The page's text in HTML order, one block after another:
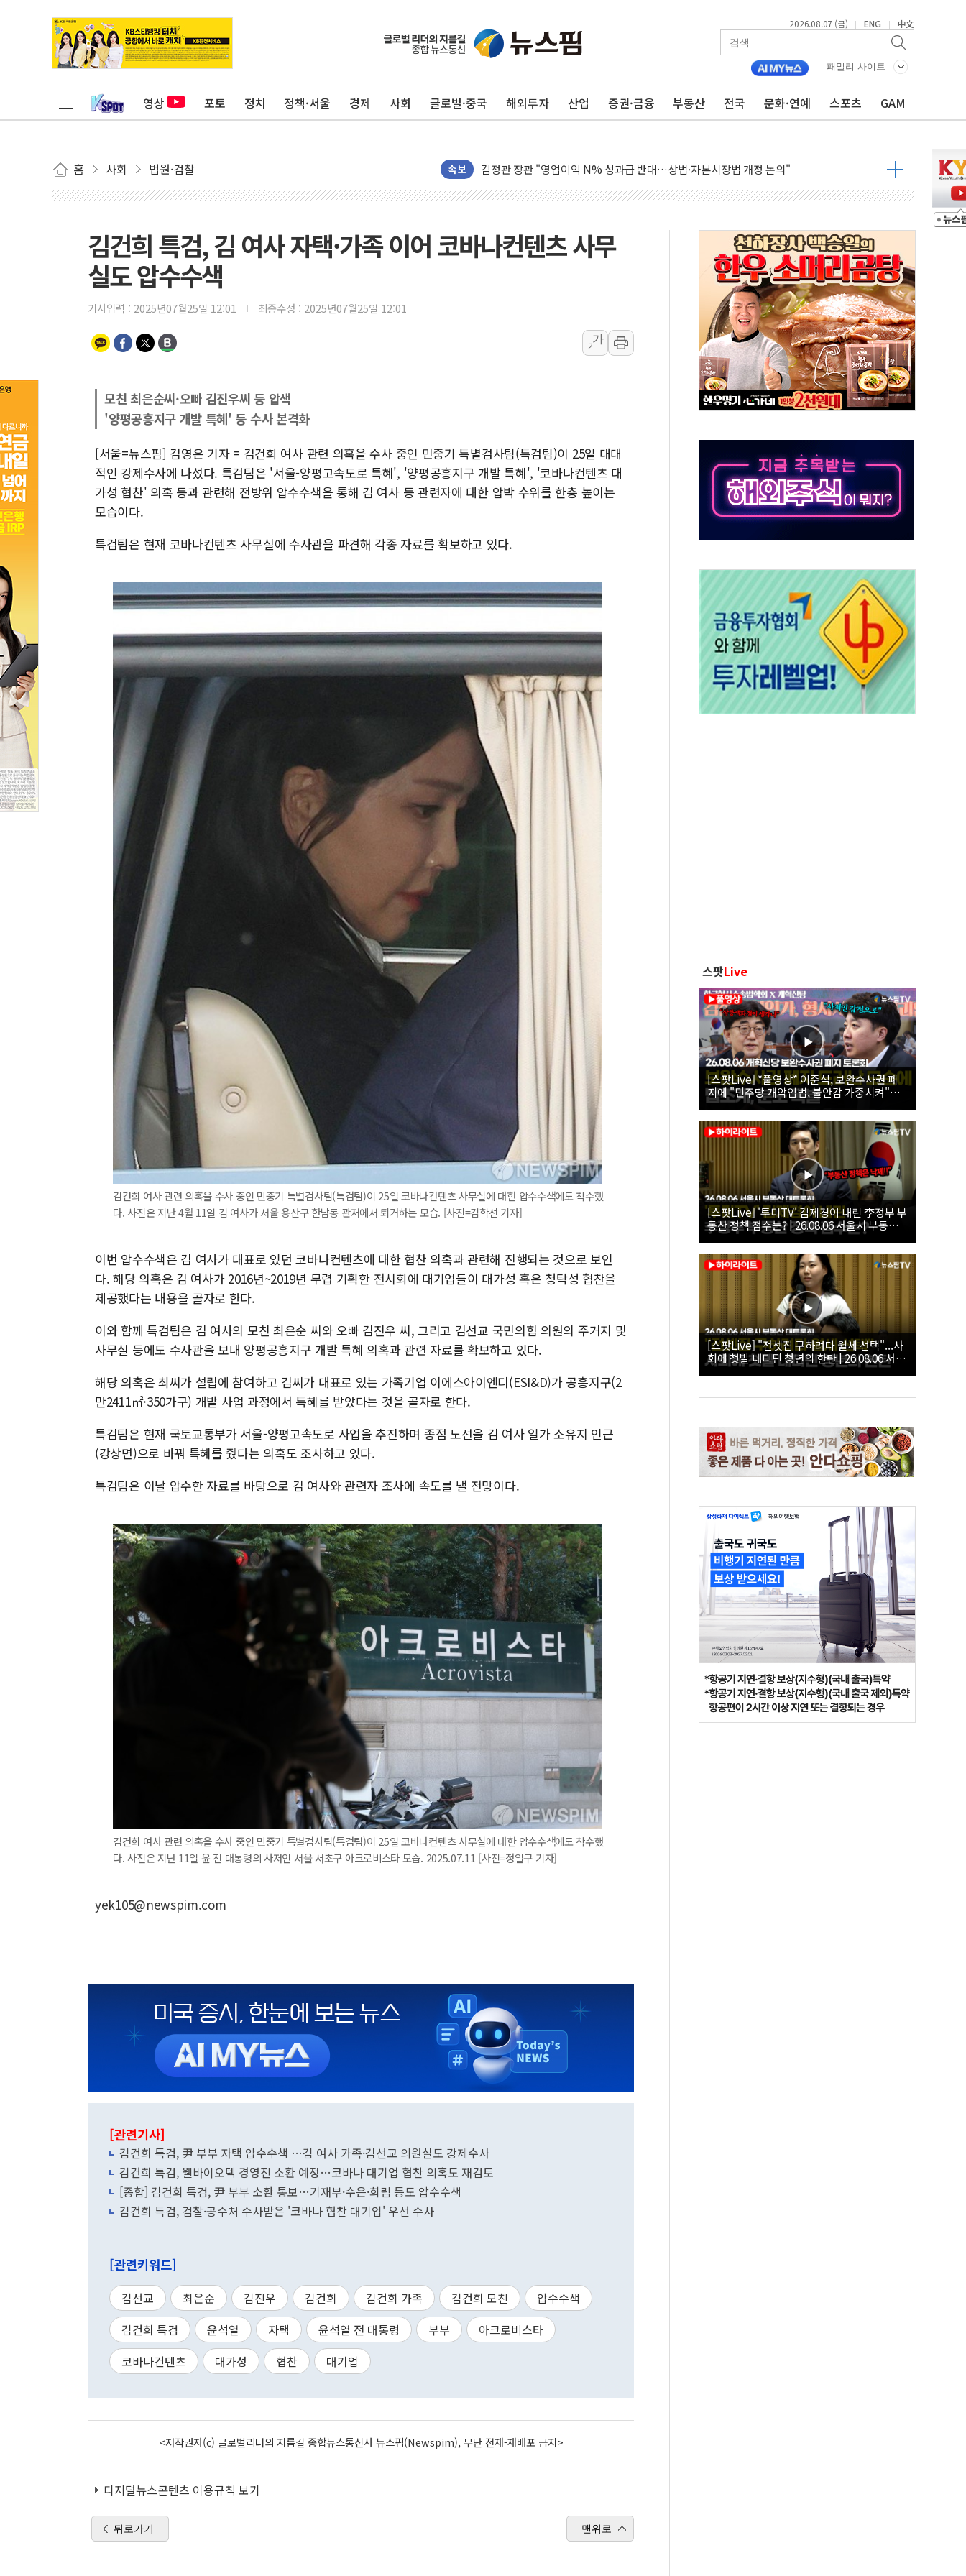
2026.08.07 (금) | ENG | 中文
패밀리 사이트
영상 포토 정치 정책·서울 경제 사회 글로벌·중국 해외투자 산업 증권·금융 부동산 전국 문화·연예 스포츠 GAM
홈 사회 법원·검찰 속보
구광모, 내주 실리콘밸리서 젠슨 황 재회…로봇·AI 데이터센터·모빌리티 구체화
뉴욕증시 개장 전 특징주...모더나·아이온큐·도어대시↑ VS 샌디스크·피그마·앱러빈↓
뉴욕증시 프리뷰, 미 주가선물 AI주 차익실현 속 혼조세...웨스턴디지털·샌디스크↓
청와대, 북한 단거리 탄도미사일 발사에 긴급 안보 점검회의
[인도증시] 중동 긴장 완화에 실적 호조까지, 상승...호실적 보고 기업 상승세 뚜렷
러, 1인칭시점 드론으로 우크라 민간인 '사파리' 공격… 시민들 공포감 극대화 전략
[베트남 증시] 지수 하락 속 'DGC' 임시 주총 기대감에 홀로 상한가…마진 잔액은 사상 최고
'월가의 황제' 다이먼 "금융시장 레버리지 위험수위…숨은 차입이 더 큰 변수"
양주 섬유염색공장서 화재 1명 중상…대응 1단계 진압 중
김정관 산업부 장관 "주 52시간 손봐야, 경쟁상대 中과 비교해야"
해군 1함대 창설 80주년…지역과 함께하는 '선봉'의 대민 봉사
[3보] 북, 원산서 동해로 단거리 탄도미사일 1발 발사… 올해 10번째·42일 만 도발
우크라 드론 전술, 중남미 콜롬비아에 새 안보 위기… 반군·마약카르텔이 습득해 전투 활용
주한미군 "오산기지 누출, 백린 아닌 무해한 표면 부식 물질"
구미 폐염산처리업체서 불 2시간30여분만에 진화...외국인 노동자 숨져
해군과 함께하는 '불금전파, 송정' 시즌2
강원도 폭염특보 11일째…온열질환·가축 피해 최소화 '총력 대응'
김건희 특검, 김 여사 자택·가족 이어 코바나컨텐츠 사무
실도 압수수색
기사입력 : 2025년07월25일 12:01 최종수정 : 2025년07월25일 12:01
가
가
모친 최은순씨·오빠 김진우씨 등 압색
'양평공흥지구 개발 특혜' 등 수사 본격화
[서울=뉴스핌] 김영은 기자 = 김건희 여사 관련 의혹을 수사 중인 민중기 특별검사팀(특검팀)이 25일 대대
적인 강제수사에 나섰다. 특검팀은 '서울-양평고속도로 특혜', '양평공흥지구 개발 특혜', '코바나컨텐츠 대
가성 협찬' 의혹 등과 관련해 전방위 압수수색을 통해 김 여사 등 관련자에 대한 압박 수위를 한층 높이는
모습이다.
특검팀은 현재 코바나컨텐츠 사무실에 수사관을 파견해 각종 자료를 확보하고 있다.
김건희 여사 관련 의혹을 수사 중인 민중기 특별검사팀(특검팀)이 25일 코바나컨텐츠 사무실에 대한 압수수색에도 착수했
다. 사진은 지난 4월 11일 김 여사가 서울 용산구 한남동 관저에서 퇴거하는 모습. [사진=김학선 기자]
이번 압수수색은 김 여사가 대표로 있던 코바나컨텐츠에 대한 협찬 의혹과 관련해 진행되는 것으로 보인
다. 해당 의혹은 김 여사가 2016년~2019년 무렵 기획한 전시회에 대기업들이 대가성 혹은 청탁성 협찬을
제공했다는 내용을 골자로 한다.
이와 함께 특검팀은 김 여사의 모친 최은순 씨와 오빠 김진우 씨, 그리고 김선교 국민의힘 의원의 주거지 및
사무실 등에도 수사관을 보내 양평공흥지구 개발 특혜 의혹과 관련 자료를 확보하고 있다.
해당 의혹은 최씨가 설립에 참여하고 김씨가 대표로 있는 가족기업 이에스아이엔디(ESI&D)가 공흥지구(2
만2411㎡·350가구) 개발 사업 과정에서 특혜를 받았다는 것을 골자로 한다.
특검팀은 현재 국토교통부가 서울-양평고속도로 사업을 추진하며 종점 노선을 김 여사 일가 소유지 인근
(강상면)으로 바꿔 특혜를 줬다는 의혹도 조사하고 있다.
특검팀은 이날 압수한 자료를 바탕으로 김 여사와 관련자 조사에 속도를 낼 전망이다.
김건희 여사 관련 의혹을 수사 중인 민중기 특별검사팀(특검팀)이 25일 코바나컨텐츠 사무실에 대한 압수수색에도 착수했
다. 사진은 지난 11일 윤 전 대통령의 사저인 서울 서초구 아크로비스타 모습. 2025.07.11 [사진=정일구 기자]
yek105@newspim.com
[관련기사]
김건희 특검, 尹 부부 자택 압수수색 …김 여사 가족·김선교 의원실도 강제수사
김건희 특검, 웰바이오텍 경영진 소환 예정…코바나 대기업 협찬 의혹도 재검토
[종합] 김건희 특검, 尹 부부 소환 통보…기재부·수은·희림 등도 압수수색
김건희 특검, 검찰·공수처 수사받은 '코바나 협찬 대기업' 우선 수사
[관련키워드]
김선교 최은순 김진우 김건희 김건희 가족 김건희 모친
압수수색
김건희 특검
윤석열 자택 윤석열 전 대통령 부부
아크로비스타
코바나컨텐츠
대가성 협찬 대기업
<저작권자(c) 글로벌리더의 지름길 종합뉴스통신사 뉴스핌(Newspim), 무단 전재-재배포 금지>
디지털뉴스콘텐츠 이용규칙 보기
뒤로가기 맨위로
스팟Live
[스팟Live] *풀영상* 이준석, 보완수사권 폐
지에 "민주당 개악입법, 불안감 가중시켜"｜
26.08.06 개혁신당 보완수사권 폐지 토론회
[스팟Live] '투미TV' 김제경이 내린 李정부 부
동산 정책 점수는? | 26.08.06 서울시 부동산
대토론회
[스팟Live] "전셋집 구하려다 월세 선택"...사
회에 첫발 내디딘 청년의 한탄 | 26.08.06 서울
시 부동산 대토론회